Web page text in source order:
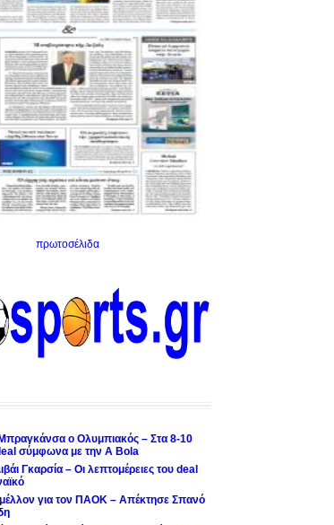
πρωτοσέλιδα
ο Ολυμπιακός – Στα 8-10
σύμφωνα με την A Bola
Γκαρσία – Οι λεπτομέρειες του deal
για τον ΠΑΟΚ – Απέκτησε Σπανό